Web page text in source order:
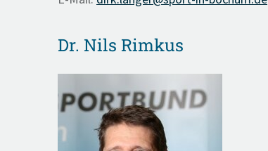
Dr. Nils Rimkus